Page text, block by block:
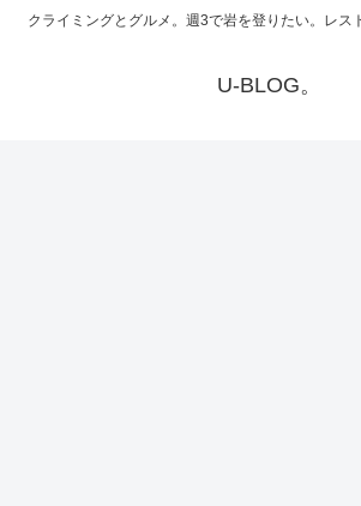
クライミングとグルメ。週3で岩を登りたい。レス
U-BLOG。